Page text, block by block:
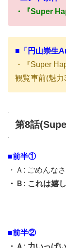
・『Super
■「円山崇生
・『Super
観覧車前(魅力
第8話
■前半①
・Ａ: ごめんな
・Ｂ: これは嬉
■前半②
・Ａ: 力いっぱ